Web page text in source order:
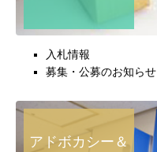
入札情報
募集・公募のお知らせ
アドボカシー＆